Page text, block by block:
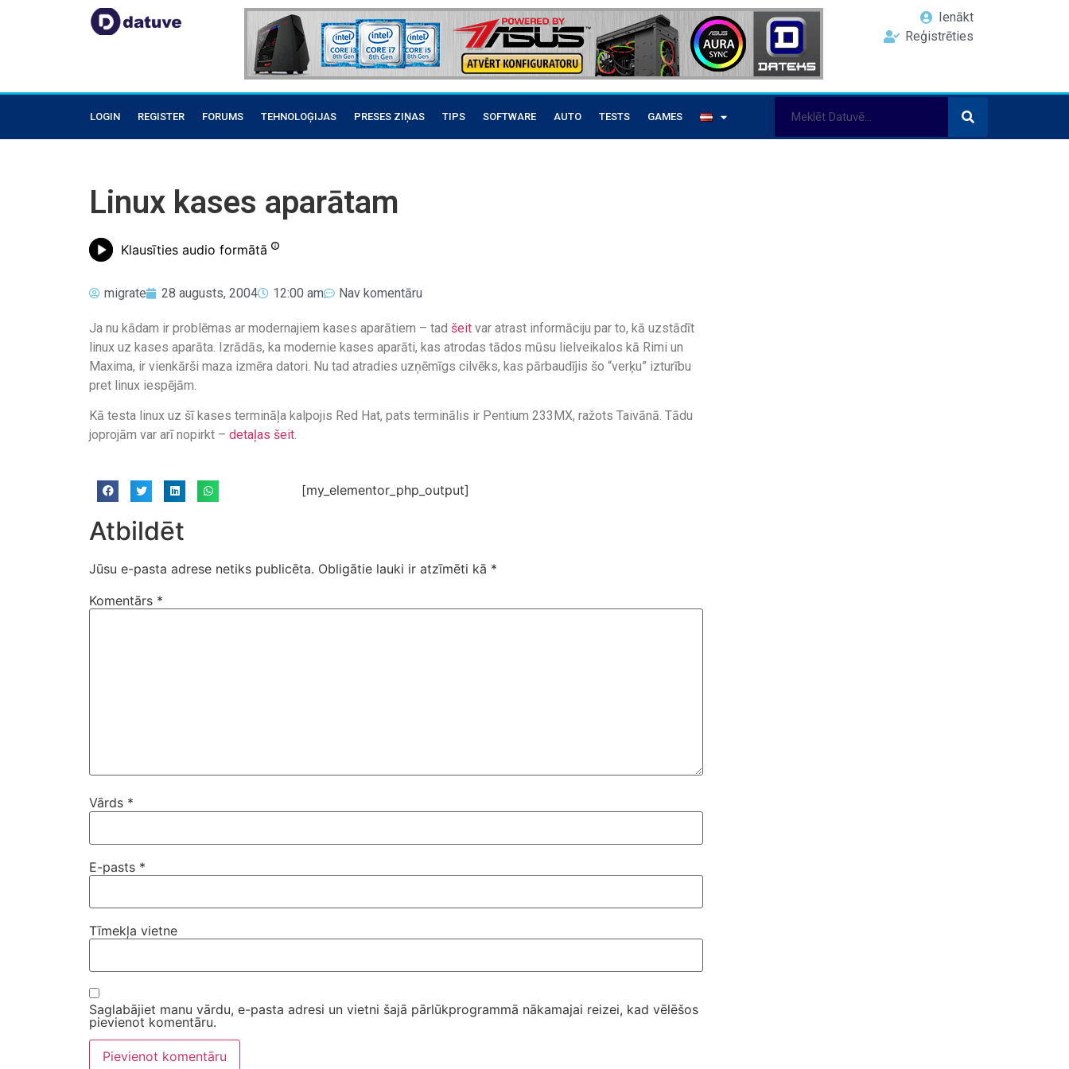
Ienākt
Reģistrēties
LOGIN REGISTER FORUMS TEHNOLOĢIJAS PRESES ZIŅAS TIPS SOFTWARE AUTO TESTS GAMES
Linux kases aparātam
Klausīties audio formātā
migrate 28 augusts, 2004 12:00 am Nav komentāru
Ja nu kādam ir problēmas ar modernajiem kases aparātiem – tad šeit var atrast informāciju par to, kā uzstādīt
linux uz kases aparāta. Izrādās, ka modernie kases aparāti, kas atrodas tādos mūsu lielveikalos kā Rimi un
Maxima, ir vienkārši maza izmēra datori. Nu tad atradies uzņēmīgs cilvēks, kas pārbaudījis šo “verķu” izturību
pret linux iespējām.
Kā testa linux uz šī kases termināļa kalpojis Red Hat, pats terminālis ir Pentium 233MX, ražots Taivānā. Tādu
joprojām var arī nopirkt – detaļas šeit.
[my_elementor_php_output]
Atbildēt
Jūsu e-pasta adrese netiks publicēta. Obligātie lauki ir atzīmēti kā *
Komentārs *
Vārds *
E-pasts *
Tīmekļa vietne
Saglabājiet manu vārdu, e-pasta adresi un vietni šajā pārlūkprogrammā nākamajai reizei, kad vēlēšos
pievienot komentāru.